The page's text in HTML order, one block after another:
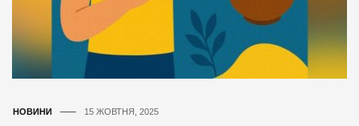
НОВИНИ 15 ЖОВТНЯ, 2025